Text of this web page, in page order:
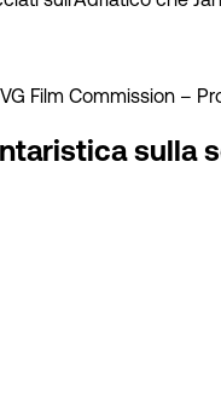
Film Commission –
sulla